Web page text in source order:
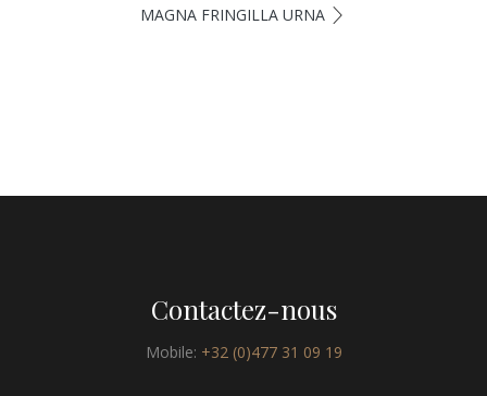
MAGNA FRINGILLA URNA
Contactez-nous
Mobile: +32 (0)477 31 09 19